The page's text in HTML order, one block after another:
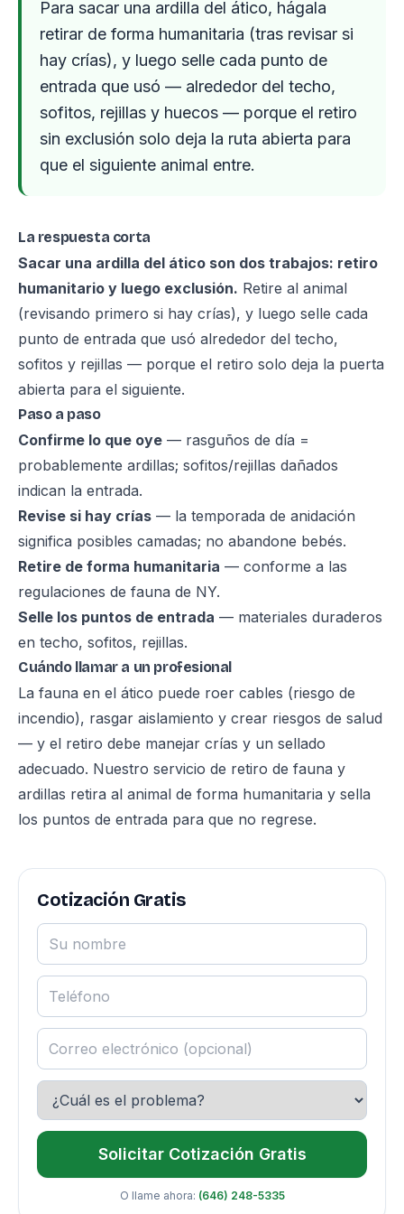
Para sacar una ardilla del ático, hágala
retirar de forma humanitaria (tras revisar si
hay crías), y luego selle cada punto de
entrada que usó — alrededor del techo,
sofitos, rejillas y huecos — porque el retiro
sin exclusión solo deja la ruta abierta para
que el siguiente animal entre.
La respuesta corta
Sacar una ardilla del ático son dos trabajos: retiro
humanitario y luego exclusión. Retire al animal
(revisando primero si hay crías), y luego selle cada
punto de entrada que usó alrededor del techo,
sofitos y rejillas — porque el retiro solo deja la puerta
abierta para el siguiente.
Paso a paso
Confirme lo que oye — rasguños de día =
probablemente ardillas; sofitos/rejillas dañados
indican la entrada.
Revise si hay crías — la temporada de anidación
significa posibles camadas; no abandone bebés.
Retire de forma humanitaria — conforme a las
regulaciones de fauna de NY.
Selle los puntos de entrada — materiales duraderos
en techo, sofitos, rejillas.
Cuándo llamar a un profesional
La fauna en el ático puede roer cables (riesgo de
incendio), rasgar aislamiento y crear riesgos de salud
— y el retiro debe manejar crías y un sellado
adecuado. Nuestro servicio de retiro de fauna y
ardillas retira al animal de forma humanitaria y sella
los puntos de entrada para que no regrese.
Cotización Gratis
Solicitar Cotización Gratis
O llame ahora: (646) 248-5335